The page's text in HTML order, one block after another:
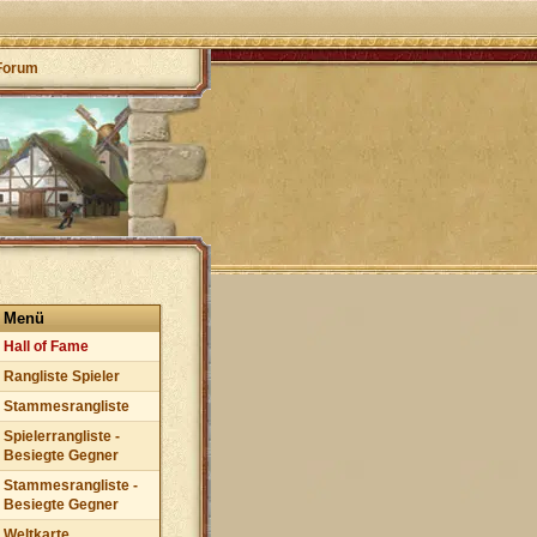
Menü
Hall of Fame
Rangliste Spieler
Stammesrangliste
Spielerrangliste -
Besiegte Gegner
Stammesrangliste -
Besiegte Gegner